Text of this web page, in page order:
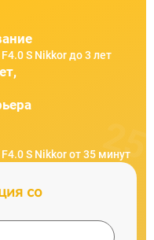
S Nikkor до 3 лет
S Nikkor от 35 минут
со